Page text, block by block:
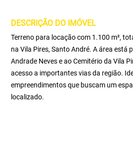
DESCRIÇÃO DO IMÓVEL
Terreno para locação com 1.100 m²,
na Vila Pires, Santo André. A área está
Andrade Neves e ao Cemitério da Vila
acesso a importantes vias da região.
empreendimentos que buscam um
localizado.